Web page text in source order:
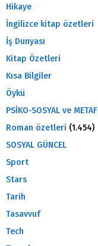
Hikaye
İngilizce kitap özetleri
İş Dunyası
Kitap Özetleri
Kısa Bilgiler
Öykü
PSİKO-SOSYAL ve
Roman özetleri (1.454)
SOSYAL GÜNCEL
Sport
Stars
Tarih
Tasavvuf
Tech